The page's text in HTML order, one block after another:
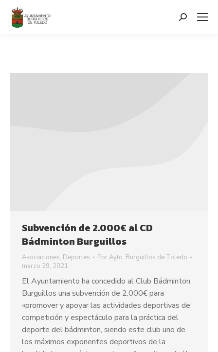
contenido
Search:
Subvención de 2.000€ al CD
Bádminton Burguillos
Asociaciones, Deportes PorAyto. Burguillos de Toledo
marzo 29, 2021
El Ayuntamiento ha concedido al Club Bádminton
Burguillos una subvención de 2.000€ para
«promover y apoyar las actividades deportivas de
competición y espectáculo para la práctica del
deporte del bádminton, siendo este club uno de
los máximos exponentes deportivos de la